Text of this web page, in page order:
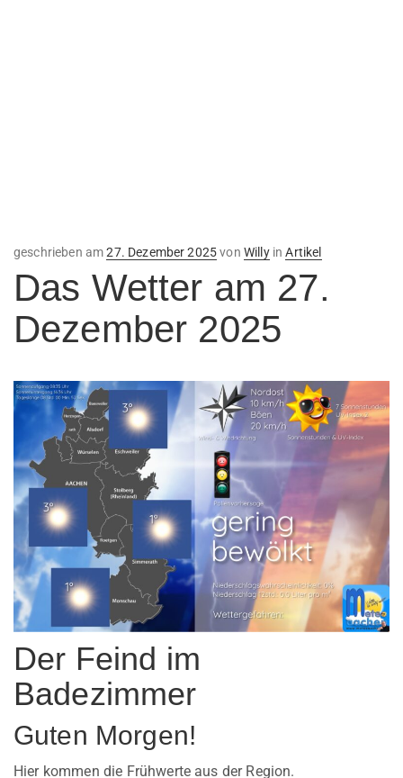
geschrieben amVeröffentlicht
am
27. Dezember 2025von WillyinArtikel
Das Wetter am 27.
Dezember 2025
Der Feind im
Badezimmer
Guten Morgen!
Hier kommen die Frühwerte aus der Region.